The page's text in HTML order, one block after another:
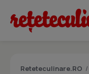
Reteteculinare.RO /